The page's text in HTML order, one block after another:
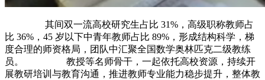
其间双一流高校研究生占比 31%，高级职称教师占
比 36%，45 岁以下中青年教师占比 89%，形成结构科学，梯
度合理的师资格局，团队中汇聚全国数学奥林匹克二级教练
员。 教授等名师骨干，一起依托高校资源，持续开
展教研培训与教育沟通，推进教师专业能力稳步提升，整体教